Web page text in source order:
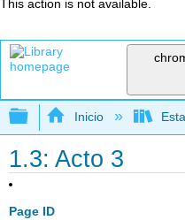
This action is not available.
Expandir/
Inicio
1.3: Acto 3
Page ID